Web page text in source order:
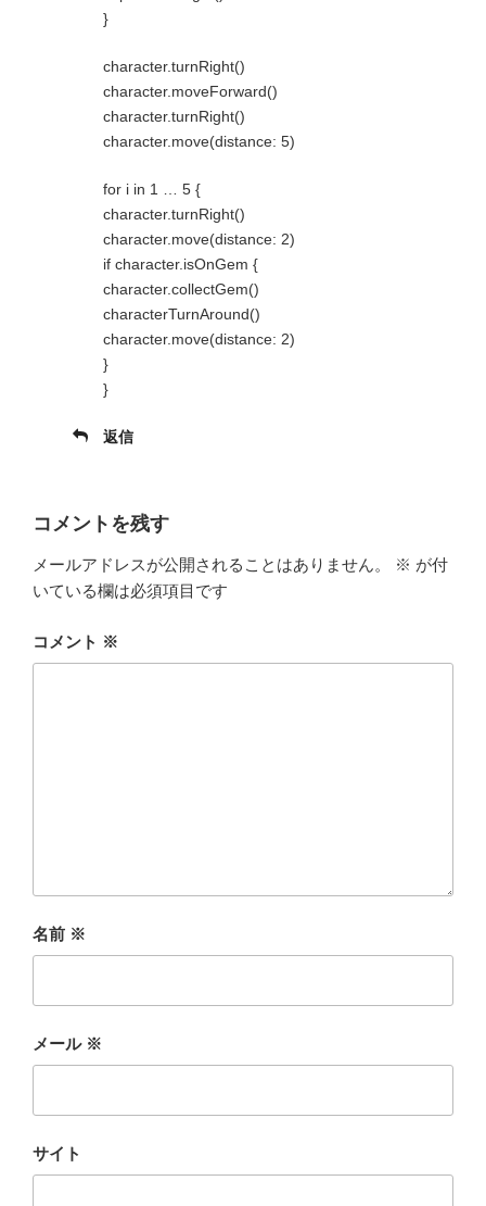
}
character.turnRight()
character.moveForward()
character.turnRight()
character.move(distance: 5)
for i in 1 … 5 {
character.turnRight()
character.move(distance: 2)
if character.isOnGem {
character.collectGem()
characterTurnAround()
character.move(distance: 2)
}
}
返信
コメントを残す
メールアドレスが公開されることはありません。 ※ が付
いている欄は必須項目です
コメント ※
名前 ※
メール ※
サイト